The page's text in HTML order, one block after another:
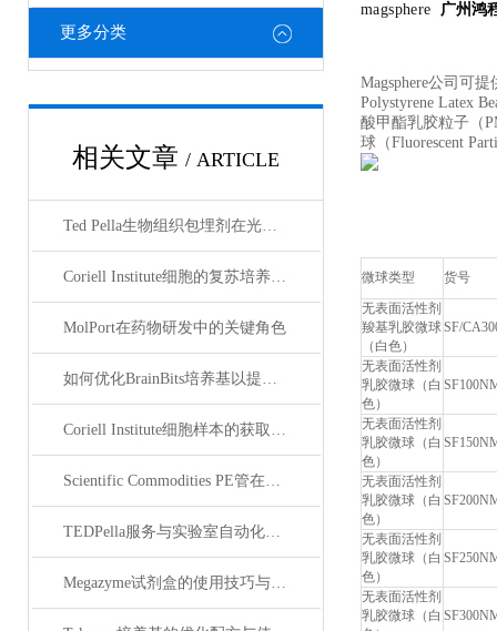
更多分类
相关文章 / ARTICLE
Ted Pella生物组织包埋剂在光镜与电镜联用技术中的应用
Coriell Institute细胞的复苏培养与质量控制规范
MolPort在药物研发中的关键角色
如何优化BrainBits培养基以提高实验效果？
Coriell Institute细胞样本的获取与应用指南
Scientific Commodities PE管在环保实验中的作用
TEDPella服务与实验室自动化设备的整合
Megazyme试剂盒的使用技巧与实验优化方法
magsphere
广州鸿
Magsphere公司可
Polystyrene Latex
酸甲酯乳胶粒子（
球（Fluorescent
微球类型
货号
无表面活性剂
羧基乳胶微球
（白色）
SF/
无表面活性剂
乳胶微球（白
色）
无表面活性剂
乳胶微球（白
色）
无表面活性剂
乳胶微球（白
色）
无表面活性剂
乳胶微球（白
色）
无表面活性剂
乳胶微球（白